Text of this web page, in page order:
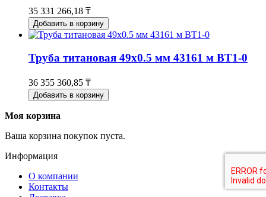
35 331 266,18 ₸
Добавить в корзину
Труба титановая 49х0.5 мм 43161 м ВТ1-0
36 355 360,85 ₸
Добавить в корзину
Моя корзина
Ваша корзина покупок пуста.
Информация
О компании
Контакты